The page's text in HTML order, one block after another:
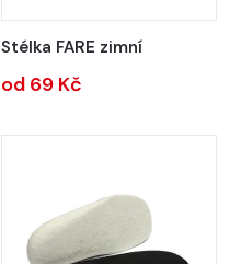
Stélka FARE zimní
od 69 Kč